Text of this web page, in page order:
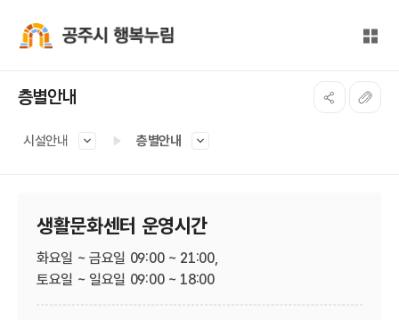
전체
층별안내
시설안내 층별안내
생활문화센터 운영시간
화요일 ~ 금요일 09:00 ~ 21:00,
토요일 ~ 일요일 09:00 ~ 18:00